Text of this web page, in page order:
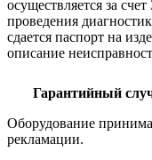
осуществляется за
проведения
сдается паспорт на
описание
Гарантийный
Оборудование
рекламации.